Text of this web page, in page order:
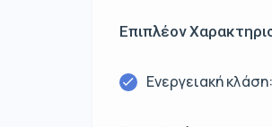
Επιπλέον
Ενεργειακή